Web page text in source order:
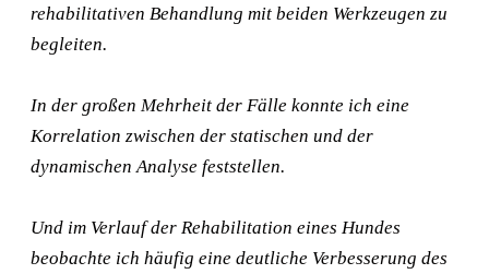
rehabilitativen Behandlung mit beiden Werkzeugen zu
begleiten.
In der großen Mehrheit der Fälle konnte ich eine
Korrelation zwischen der statischen und der
dynamischen Analyse feststellen.
Und im Verlauf der Rehabilitation eines Hundes
beobachte ich häufig eine deutliche Verbesserung des